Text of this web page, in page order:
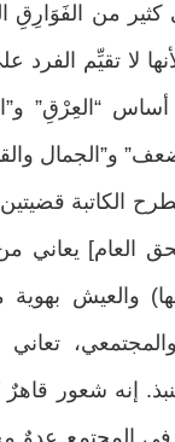
كثير من الفَوَارِقِ
لا تقيِّم
“العِرْقِ”
و”الجمال
الكاتبة
العام]
والعيش
تعاني
إنه شعور
المجتمع عدوٌ